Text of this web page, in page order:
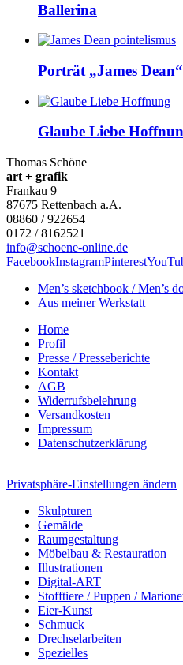
Ballerina
Porträt „James Dean“
Glaube Liebe
Thomas Schöne
art + grafik
Frankau 9
87675 Rettenbach a.A.
08860 / 922654
0172 / 8162521
info@schoene-online.de
FacebookInstagramPinterest
Men’s sketchbook / Men’s
Aus meiner Werkstatt
Home
Profil
Presse / Presseberichte
Kontakt
AGB
Widerrufsbelehrung
Versandkosten
Impressum
Datenschutzerklärung
Privatsphäre-Einstellungen ändern
Skulpturen
Gemälde
Raumgestaltung
Möbelbau & Restauration
Illustrationen
Digital-ART
Stofftiere / Puppen /
Eier-Kunst
Schmuck
Drechselarbeiten
Spezielles